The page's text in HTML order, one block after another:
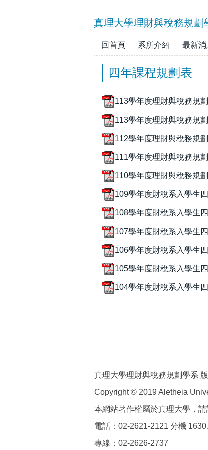
真理大學理財與稅務規劃
回首頁 系所介紹 最新消
四年課程規劃表
113學年度理財與稅務規
113學年度理財與稅務規
112學年度理財與稅務規
111學年度理財與稅務規
110學年度理財與稅務規
109學年度財稅系入學生
108學年度財稅系入學生
107學年度財稅系入學生
106學年度財稅系入學生
105學年度財稅系入學生
104學年度財稅系入學生
真理大學理財與稅務規劃學系
Copyright © 2019 Aletheia
本網站著作權屬於真理大學，請
電話：02-2621-2121 分機
專線：02-2626-2737